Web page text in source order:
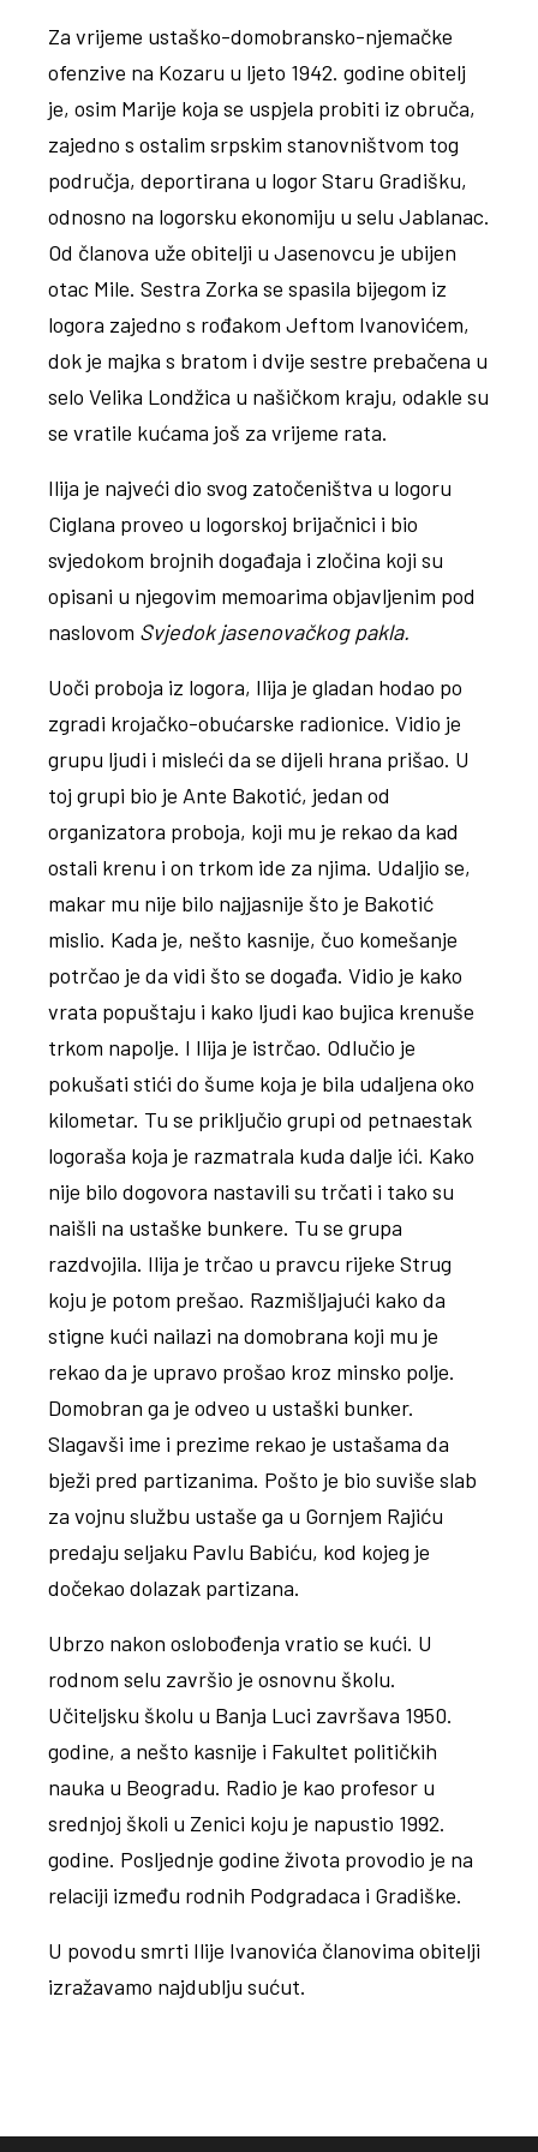
Za vrijeme ustaško-domobransko-njemačke
ofenzive na Kozaru u ljeto 1942. godine obitelj
je, osim Marije koja se uspjela probiti iz obruča,
zajedno s ostalim srpskim stanovništvom tog
područja, deportirana u logor Staru Gradišku,
odnosno na logorsku ekonomiju u selu Jablanac.
Od članova uže obitelji u Jasenovcu je ubijen
otac Mile. Sestra Zorka se spasila bijegom iz
logora zajedno s rođakom Jeftom Ivanovićem,
dok je majka s bratom i dvije sestre prebačena u
selo Velika Londžica u našičkom kraju, odakle su
se vratile kućama još za vrijeme rata.
Ilija je najveći dio svog zatočeništva u logoru
Ciglana proveo u logorskoj brijačnici i bio
svjedokom brojnih događaja i zločina koji su
opisani u njegovim memoarima objavljenim pod
naslovom Svjedok jasenovačkog pakla.
Uoči proboja iz logora, Ilija je gladan hodao po
zgradi krojačko-obućarske radionice. Vidio je
grupu ljudi i misleći da se dijeli hrana prišao. U
toj grupi bio je Ante Bakotić, jedan od
organizatora proboja, koji mu je rekao da kad
ostali krenu i on trkom ide za njima. Udaljio se,
makar mu nije bilo najjasnije što je Bakotić
mislio. Kada je, nešto kasnije, čuo komešanje
potrčao je da vidi što se događa. Vidio je kako
vrata popuštaju i kako ljudi kao bujica krenuše
trkom napolje. I Ilija je istrčao. Odlučio je
pokušati stići do šume koja je bila udaljena oko
kilometar. Tu se priključio grupi od petnaestak
logoraša koja je razmatrala kuda dalje ići. Kako
nije bilo dogovora nastavili su trčati i tako su
naišli na ustaške bunkere. Tu se grupa
razdvojila. Ilija je trčao u pravcu rijeke Strug
koju je potom prešao. Razmišljajući kako da
stigne kući nailazi na domobrana koji mu je
rekao da je upravo prošao kroz minsko polje.
Domobran ga je odveo u ustaški bunker.
Slagavši ime i prezime rekao je ustašama da
bježi pred partizanima. Pošto je bio suviše slab
za vojnu službu ustaše ga u Gornjem Rajiću
predaju seljaku Pavlu Babiću, kod kojeg je
dočekao dolazak partizana.
Ubrzo nakon oslobođenja vratio se kući. U
rodnom selu završio je osnovnu školu.
Učiteljsku školu u Banja Luci završava 1950.
godine, a nešto kasnije i Fakultet političkih
nauka u Beogradu. Radio je kao profesor u
srednjoj školi u Zenici koju je napustio 1992.
godine. Posljednje godine života provodio je na
relaciji između rodnih Podgradaca i Gradiške.
U povodu smrti Ilije Ivanovića članovima obitelji
izražavamo najdublju sućut.